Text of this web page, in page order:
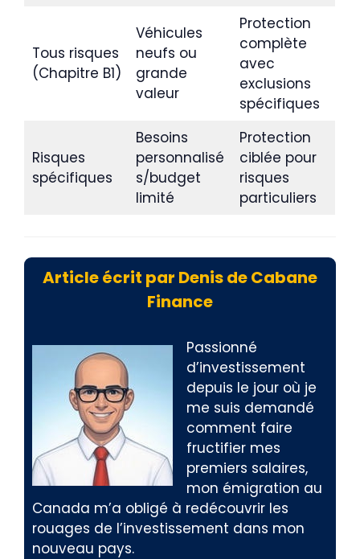
Tous risques
(Chapitre B1)
Véhicules
neufs ou
grande
valeur
Protection
complète
avec
exclusions
spécifiques
Risques
spécifiques
Besoins
personnalisé
s/budget
limité
Protection
ciblée pour
risques
particuliers
Article écrit par Denis de Cabane
Finance
Passionné
d’investissement
depuis le jour où je
me suis demandé
comment faire
fructifier mes
premiers salaires,
mon émigration au
Canada m’a obligé à redécouvrir les
rouages de l’investissement dans mon
nouveau pays.